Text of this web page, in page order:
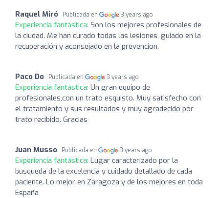
Raquel Miró Publicada en 3 years ago
Experiencia fantástica: Son los mejores profesionales de
la ciudad. Me han curado todas las lesiones, guiado en la
recuperación y aconsejado en la prevencion.
Paco Do Publicada en 3 years ago
Experiencia fantástica: Un gran equipo de
profesionales,con un trato esquisto. Muy satisfecho con
el tratamiento y sus resultados y muy agradecido por
trato recibido. Gracias
Juan Musso Publicada en 3 years ago
Experiencia fantástica: Lugar caracterizado por la
busqueda de la excelencia y cuidado detallado de cada
paciente. Lo mejor en Zaragoza y de los mejores en toda
España